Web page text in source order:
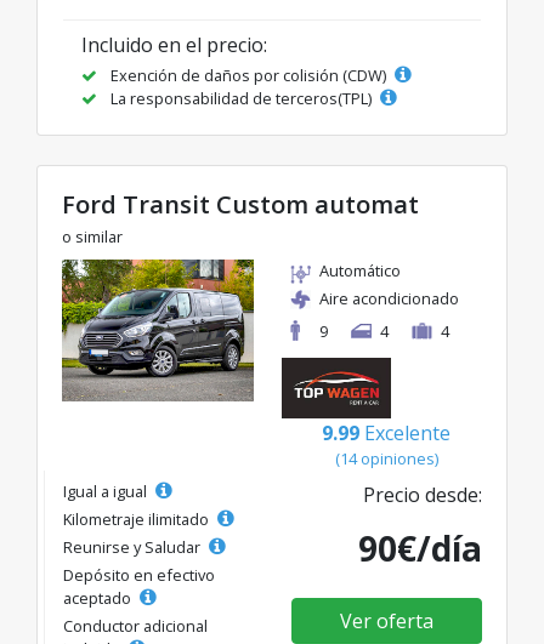
Incluido en el precio:
Exención de daños por colisión (CDW)
La responsabilidad de terceros(TPL)
Ford Transit Custom automat
o similar
Automático
Aire acondicionado
9
4 4
9.99 Excelente
(14 opiniones)
Igual a igual
Kilometraje ilimitado
Reunirse y Saludar
Depósito en efectivo
aceptado
Conductor adicional
Precio desde:
90€/día
Ver oferta